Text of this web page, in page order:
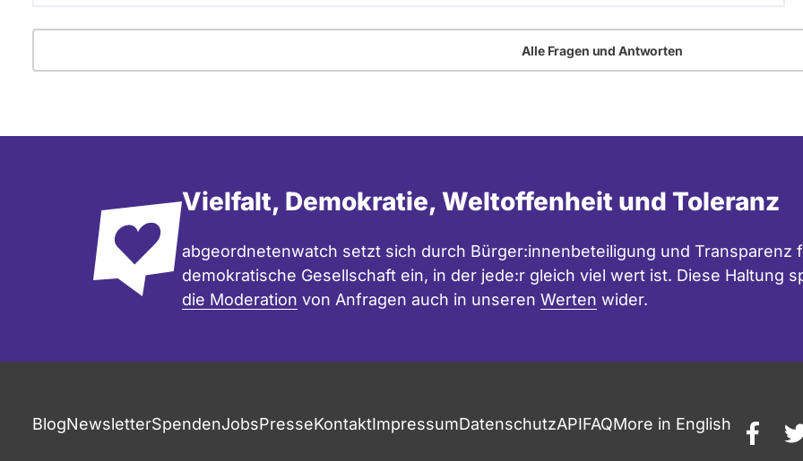
Alle Fragen und Antworten
Vielfalt, Demokratie, Weltoffenheit und Toleranz
abgeordnetenwatch setzt sich durch Bürger:innenbeteiligung und Transparenz
demokratische Gesellschaft ein, in der jede:r gleich viel wert ist. Diese Haltung
die Moderation von Anfragen auch in unseren Werten wider.
BlogNewsletterSpendenJobsPresseKontaktImpressumDatenschutzAPIFAQMore in English